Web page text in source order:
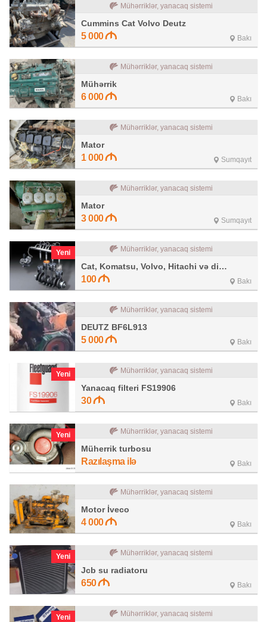
Mühərriklər, yanacaq sistemi
Cummins Cat Volvo Deutz
5 000 Bakı
Mühərriklər, yanacaq sistemi
Mühərrik
6 000 Bakı
Mühərriklər, yanacaq sistemi
Mator
1 000 Sumqayıt
Mühərriklər, yanacaq sistemi
Mator
3 000 Sumqayıt
Yeni Mühərriklər, yanacaq sistemi
Cat, Komatsu, Volvo, Hitachi və digər
100 Bakı
Mühərriklər, yanacaq sistemi
DEUTZ BF6L913
5 000 Bakı
Yeni Mühərriklər, yanacaq sistemi
Yanacaq filteri FS19906
30 Bakı
Yeni Mühərriklər, yanacaq sistemi
Müherrik turbosu
Razılaşma ilə Bakı
Mühərriklər, yanacaq sistemi
Motor İveco
4 000 Bakı
Yeni Mühərriklər, yanacaq sistemi
Jcb su radiatoru
650 Bakı
Yeni Mühərriklər, yanacaq sistemi